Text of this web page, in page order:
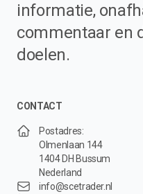
informatie,
commentaar en
doelen.
CONTACT
Postadres:
Olmenlaan 144
1404 DH Bussum
Nederland
info@scetrader.nl